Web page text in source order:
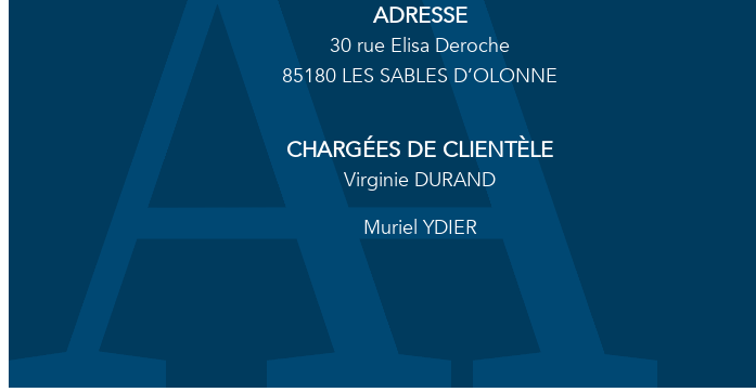
ADRESSE
30 rue Elisa Deroche
85180 LES SABLES D’OLONNE
CHARGÉES DE CLIENTÈLE
Virginie DURAND
Muriel YDIER